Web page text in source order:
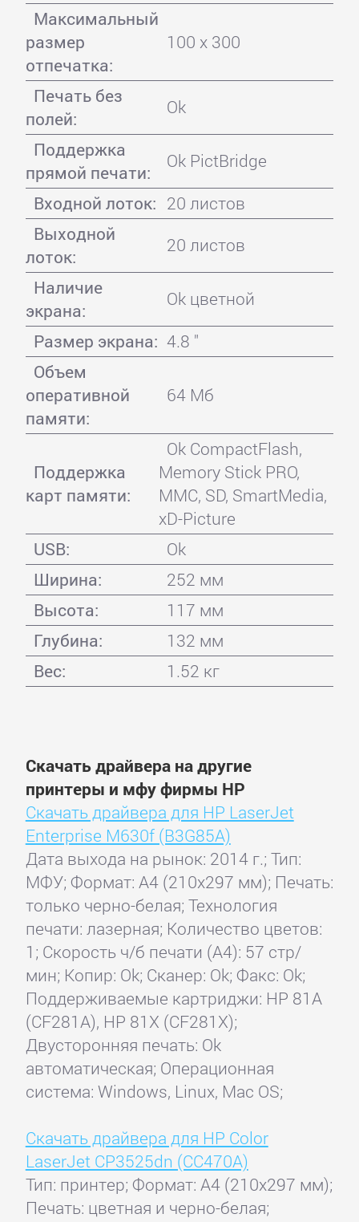
Максимальный
размер
отпечатка:
100 x 300
Печать без
полей:
Ok
Поддержка
прямой печати:
Ok PictBridge
Входной лоток: 20 листов
Выходной
лоток:
20 листов
Наличие
экрана:
Ok цветной
Размер экрана: 4.8 "
Объем
оперативной
памяти:
64 Мб
Поддержка
карт памяти:
Ok CompactFlash,
Memory Stick PRO,
MMC, SD, SmartMedia,
xD-Picture
USB:
Ok
Ширина:
252 мм
Высота:
117 мм
Глубина:
132 мм
Вес:
1.52 кг
Скачать драйвера на другие
принтеры и мфу фирмы HP
Скачать драйвера для HP LaserJet
Enterprise M630f (B3G85A)
Дата выхода на рынок: 2014 г.; Тип:
МФУ; Формат: A4 (210x297 мм); Печать:
только черно-белая; Технология
печати: лазерная; Количество цветов:
1; Скорость ч/б печати (А4): 57 стр/
мин; Копир: Ok; Сканер: Ok; Факс: Ok;
Поддерживаемые картриджи: HP 81A
(CF281A), HP 81X (CF281X);
Двусторонняя печать: Ok
автоматическая; Операционная
система: Windows, Linux, Mac OS;
Скачать драйвера для HP Color
LaserJet CP3525dn (CC470A)
Тип: принтер; Формат: A4 (210x297 мм);
Печать: цветная и черно-белая;